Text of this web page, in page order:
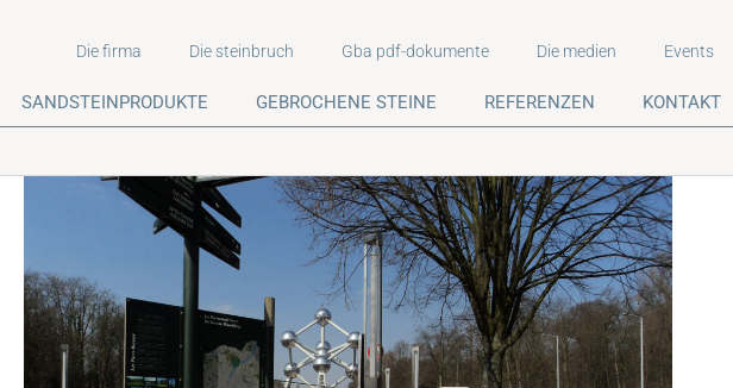
Die firma Die steinbruch Gba pdf-dokumente Die medien Events
SANDSTEINPRODUKTE GEBROCHENE STEINE REFERENZEN KONTAKT